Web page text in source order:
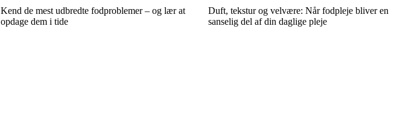
Kend de mest udbredte fodproblemer – og lær at
opdage dem i tide
Duft, tekstur og velvære: Når fodpleje bliver en
sanselig del af din daglige pleje